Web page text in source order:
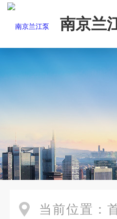
南京兰
当前位置：